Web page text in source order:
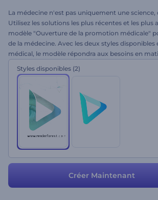
La médecine n'est pas uniquement une science,
Utilisez les solutions les plus récentes et les plus
modèle "Ouverture de la promotion médicale"
de la médecine. Avec les deux styles
médical, le modèle répondra aux besoins en
la promotion de vos intros, outros, projets
médicaux, sites web scientifiques, de votre
plus encore. Téléchargez votre logo pour
et obtenir les meilleurs résultats.
Styles disponibles (2)
Créer Maintenant